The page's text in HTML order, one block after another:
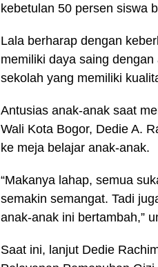
kebetulan 50 persen siswa
Lala berharap dengan
memiliki daya saing
sekolah yang memiliki
Antusias anak-anak saat
Wali Kota Bogor, Dedie A.
ke meja belajar anak-anak.
“Makanya lahap, semua
semakin semangat. Tadi
anak-anak ini bertambah,”
Saat ini, lanjut Dedie